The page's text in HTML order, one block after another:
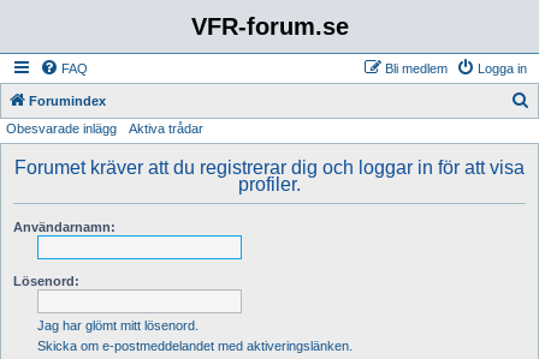
VFR-forum.se
FAQ Logga in
Bli medlem
Forumindex
Obesvarade inlägg Aktiva trådar
Forumet kräver att du registrerar dig och loggar in för att visa
profiler.
Användarnamn:
Lösenord:
Jag har glömt mitt lösenord.
Skicka om e-postmeddelandet med aktiveringslänken.